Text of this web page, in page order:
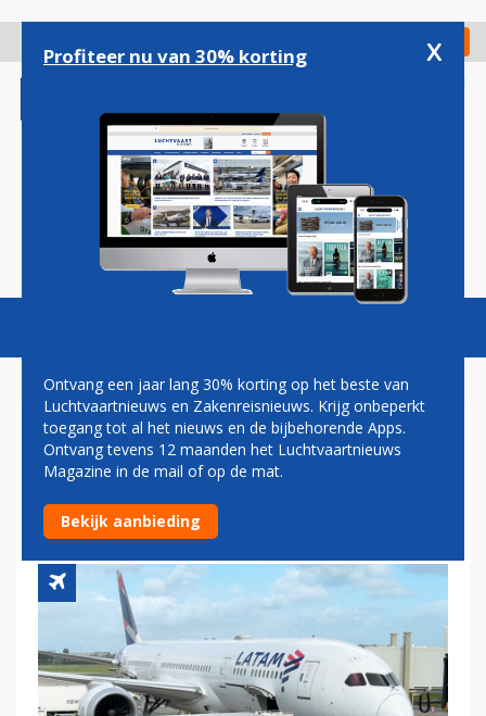
gaan
Check in
Magazine Podcasts Vacatures
LATAM AIRLINES SLAAT
VLEUGELS UIT MET EERSTE
VLUCHT NAAR SCHIPHOL
Profiteer nu van 30% korting x
Ontvang een jaar lang 30% korting op het beste van
Luchtvaartnieuws en Zakenreisnieuws. Krijg onbeperkt
toegang tot al het nieuws en de bijbehorende Apps.
Ontvang tevens 12 maanden het Luchtvaartnieuws
Magazine in de mail of op de mat.
Bekijk aanbieding